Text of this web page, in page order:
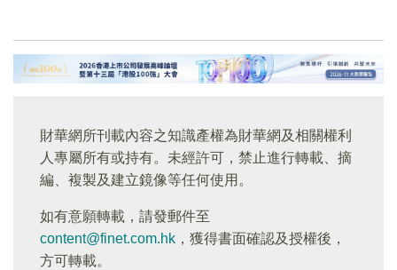
財華網所刊載內容之知識產權為財華網及相關權利
人專屬所有或持有。未經許可，禁止進行轉載、摘
編、複製及建立鏡像等任何使用。
如有意願轉載，請發郵件至
content@finet.com.hk ，獲得書面確認及授權後，
方可轉載。